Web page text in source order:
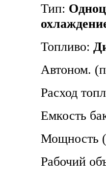
Тип:
Топливо:
Автоном.
Расход
Емкость
Мощность
Рабочий